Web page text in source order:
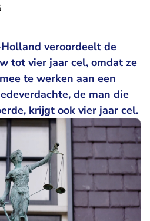
veroordeelt de
tot vier jaar cel, omdat ze
te werken aan een
de man die
krijgt ook vier jaar cel.